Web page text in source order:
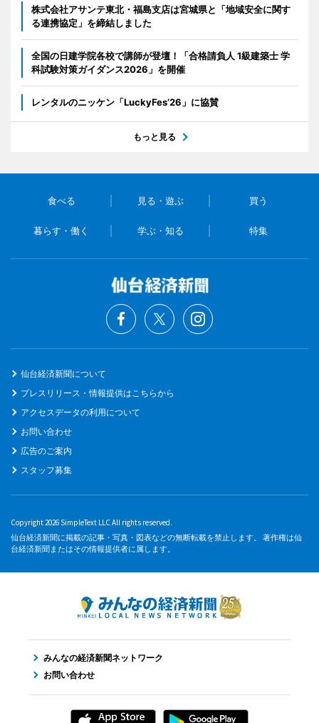
株式会社アサンテ東北・福島支店は宮城県と「地域安全に関す
る連携協定」を締結しました
全国の日建学院各校で講師が登壇！「合格請負人 1級建築士 学
科試験対策ガイダンス2026」を開催
レンタルのニッケン「LuckyFes’26」に協賛
もっと見る
食べる 見る・遊ぶ 買う
暮らす・働く 学ぶ・知る 特集
仙台経済新聞について
プレスリリース・情報提供はこちらから
アクセスデータの利用について
お問い合わせ
広告のご案内
スタッフ募集
Copyright 2026 SimpleText LLC All rights reserved.
仙台経済新聞に掲載の記事・写真・図表などの無断転載を禁止します。 著作権は仙
台経済新聞またはその情報提供者に属します。
みんなの経済新聞ネットワーク
お問い合わせ